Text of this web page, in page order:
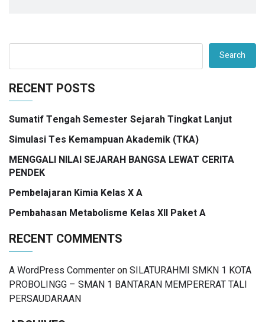
Search
RECENT POSTS
Sumatif Tengah Semester Sejarah Tingkat Lanjut
Simulasi Tes Kemampuan Akademik (TKA)
MENGGALI NILAI SEJARAH BANGSA LEWAT CERITA
PENDEK
Pembelajaran Kimia Kelas X A
Pembahasan Metabolisme Kelas XII Paket A
RECENT COMMENTS
A WordPress CommenteronSILATURAHMI SMKN 1 KOTA
PROBOLINGG – SMAN 1 BANTARAN MEMPERERAT TALI
PERSAUDARAAN